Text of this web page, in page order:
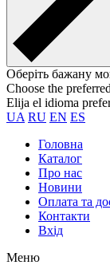
Оберіть бажану
Choose the
Elija el idioma
UA RU EN ES
Головна
Каталог
Про нас
Новини
Оплата та
Контакти
Вхiд
Меню